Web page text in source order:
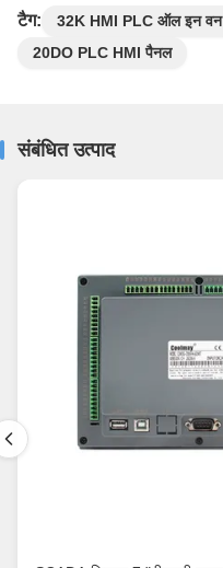
टैग: 32K HMI PLC ऑल इन वन
20DO PLC HMI पैनल
संबंधित उत्पाद